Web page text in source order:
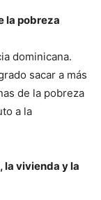
la pobreza
dominicana.
sacar a más
de la pobreza
a la
la vivienda y la